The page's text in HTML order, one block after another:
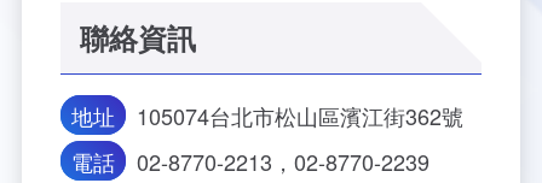
聯絡資訊
地址
105074台北市松山區濱江街362號
電話
02-8770-2213，02-8770-2239